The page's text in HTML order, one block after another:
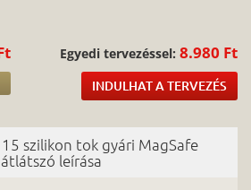
Egyedi tervezéssel: 8.980 Ft
INDULHAT A TERVEZÉS
szilikon tok gyári MagSafe
átlátszó leírása